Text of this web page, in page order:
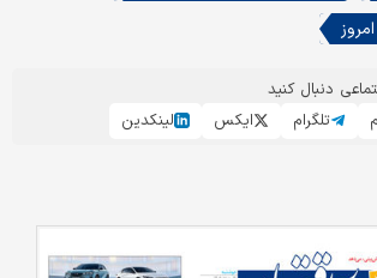
دنبال کنید
تلگرام ایکس لینکدین